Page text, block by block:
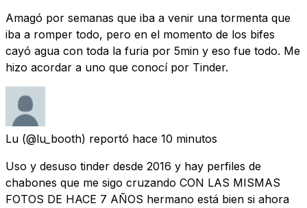
Amagó por semanas que iba a venir una tormenta que
iba a romper todo, pero en el momento de los bifes
cayó agua con toda la furia por 5min y eso fue todo. Me
hizo acordar a uno que conocí por Tinder.
Lu (@lu_booth) reportó hace 10 minutos
Uso y desuso tinder desde 2016 y hay perfiles de
chabones que me sigo cruzando CON LAS MISMAS
FOTOS DE HACE 7 AÑOS hermano está bien si ahora